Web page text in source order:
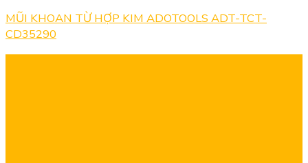
MŨI KHOAN TỪ HỢP KIM ADOTOOLS ADT-TCT-
CD35290